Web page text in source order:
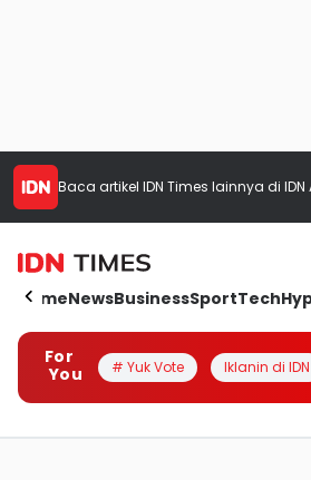
Baca artikel IDN Times lainnya di IDN
HomeNewsBusinessSportTech
For
You
# Yuk Vote Iklanin di IDN